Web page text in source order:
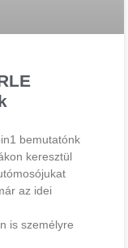
bemutatónk
keresztül
az idei
is személyre